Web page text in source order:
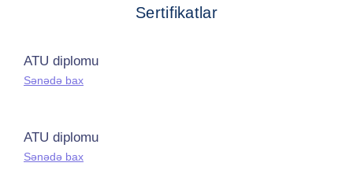
Sertifikatlar
ATU diplomu
Sənədə bax
ATU diplomu
Sənədə bax